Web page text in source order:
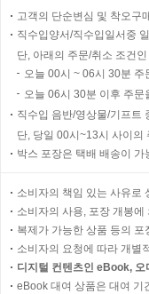
고객의 단순변심 및 착오구
직수입양서/직수입일서중
단, 아래의 주문/취소 조건
오늘 00시 ~ 06시 30분
오늘 06시 30분 이후 주
직수입 음반/영상물/기프트
단, 당일 00시~13시 사이의
박스 포장은 택배 배송이
소비자의 책임 있는 사유로
소비자의 사용, 포장 개봉
복제가 가능한 상품 등의
소비자의 요청에 따라 개별
디지털 컨텐츠인 eBook,
eBook 대여 상품은 대여 기